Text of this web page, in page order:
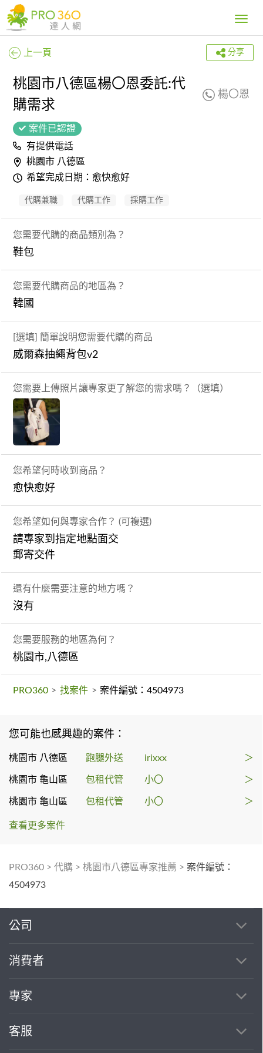
Toggle
上一頁 分享
桃園市八德區楊〇恩委託:代
購需求
楊〇恩
案件已認證
有提供電話
桃園市 八德區
希望完成日期：愈快愈好
代購兼職 代購工作 採購工作
您需要代購的商品類別為？
鞋包
您需要代購商品的地區為？
韓國
[選填] 簡單說明您需要代購的商品
威爾森抽繩背包v2
您需要上傳照片讓專家更了解您的需求嗎？（選填）
您希望何時收到商品？
愈快愈好
您希望如何與專家合作？ (可複選)
請專家到指定地點面交
郵寄交件
還有什麼需要注意的地方嗎？
沒有
您需要服務的地區為何？
桃園市,八德區
PRO360 > 找案件 > 案件編號：4504973
您可能也感興趣的案件：
桃園市 八德區 跑腿外送 irixxx ＞
桃園市 龜山區 包租代管 小〇 ＞
桃園市 龜山區 包租代管 小〇 ＞
查看更多案件
PRO360 > 代購 > 桃園市八德區專家推薦 > 案件編號：
4504973
公司
消費者
專家
客服